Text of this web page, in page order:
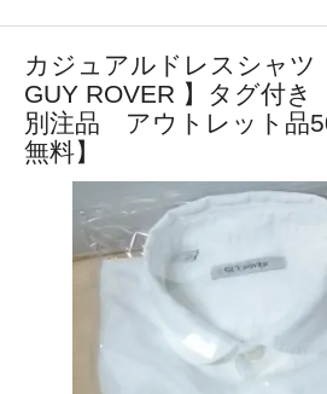
カジュアルドレスシャツ
GUY ROVER 】タグ付
別注品 アウトレット品
無料】